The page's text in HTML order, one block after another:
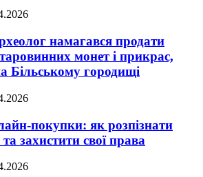
намагався продати
монет і прикрас,
Більському городищі
покупки: як розпізнати
захистити свої права